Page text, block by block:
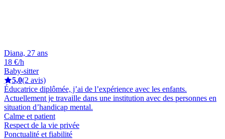
Diana, 27 ans
18 €/h
Baby-sitter
5,0(2 avis)
Éducatrice diplômée, j’ai de l’expérience avec les enfants.
Actuellement je travaille dans une institution avec des personnes en
situation d’handicap mental.
Calme et patient
Respect de la vie privée
Ponctualité et fiabilité